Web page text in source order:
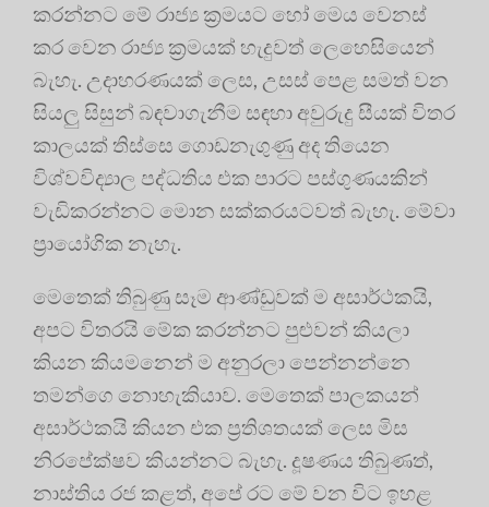
කරන්නට මේ රාජ්‍ය ක්‍රමයට හෝ මෙය වෙනස්
කර වෙන රාජ්‍ය ක්‍රමයක් හැදුවත් ලෙහෙසියෙන්
බැහැ. උදාහරණයක් ලෙස, උසස් පෙළ සමත් වන
සියලු සිසුන් බඳවාගැනීම සඳහා අවුරුදු සීයක් විතර
කාලයක් තිස්සෙ ගොඩනැගුණු අද තියෙන
විශ්වවිද්‍යාල පද්ධතිය එක පාරට පස්ගුණයකින්
වැඩිකරන්නට මොන සක්කරයටවත් බැහැ. මේවා
ප්‍රායෝගික නැහැ.
මෙතෙක් තිබුණු සෑම ආණ්ඩුවක් ම අසාර්ථකයි,
අපට විතරයි මේක කරන්නට පුළුවන් කියලා
කියන කියමනෙන් ම අනුරලා පෙන්නන්නෙ
තමන්ගෙ නොහැකියාව. මෙතෙක් පාලකයන්
අසාර්ථකයි කියන එක ප්‍රතිශතයක් ලෙස මිස
නිරපේක්ෂව කියන්නට බැහැ. දූෂණය තිබුණත්,
නාස්තිය රජ කළත්, අපේ රට මේ වන විට ඉහළ